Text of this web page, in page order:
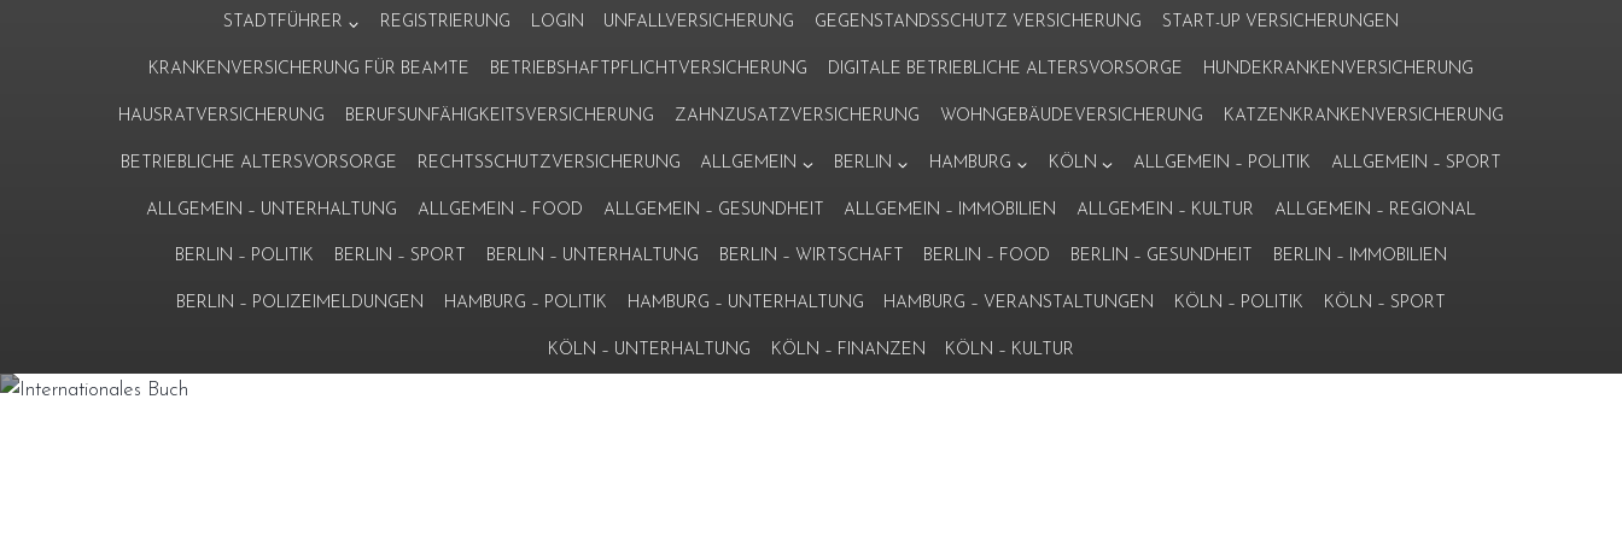
STADTFÜHRER REGISTRIERUNG LOGIN UNFALLVERSICHERUNG GEGENSTANDSSCHUTZ VERSICHERUNG START-UP VERSICHERUNGEN
KRANKENVERSICHERUNG FÜR BEAMTE BETRIEBSHAFTPFLICHTVERSICHERUNG DIGITALE BETRIEBLICHE ALTERSVORSORGE HUNDEKRANKENVERSICHERUNG
HAUSRATVERSICHERUNG BERUFSUNFÄHIGKEITSVERSICHERUNG ZAHNZUSATZVERSICHERUNG WOHNGEBÄUDEVERSICHERUNG KATZENKRANKENVERSICHERUNG
BETRIEBLICHE ALTERSVORSORGE RECHTSSCHUTZVERSICHERUNG ALLGEMEIN BERLIN HAMBURG KÖLN ALLGEMEIN – POLITIK ALLGEMEIN – SPORT
ALLGEMEIN – UNTERHALTUNG ALLGEMEIN – FOOD ALLGEMEIN – GESUNDHEIT ALLGEMEIN – IMMOBILIEN ALLGEMEIN – KULTUR ALLGEMEIN – REGIONAL
BERLIN – POLITIK BERLIN – SPORT BERLIN – UNTERHALTUNG BERLIN – WIRTSCHAFT BERLIN – FOOD BERLIN – GESUNDHEIT BERLIN – IMMOBILIEN
BERLIN – POLIZEIMELDUNGEN HAMBURG – POLITIK HAMBURG – UNTERHALTUNG HAMBURG – VERANSTALTUNGEN KÖLN – POLITIK KÖLN – SPORT
KÖLN – UNTERHALTUNG KÖLN – FINANZEN KÖLN – KULTUR